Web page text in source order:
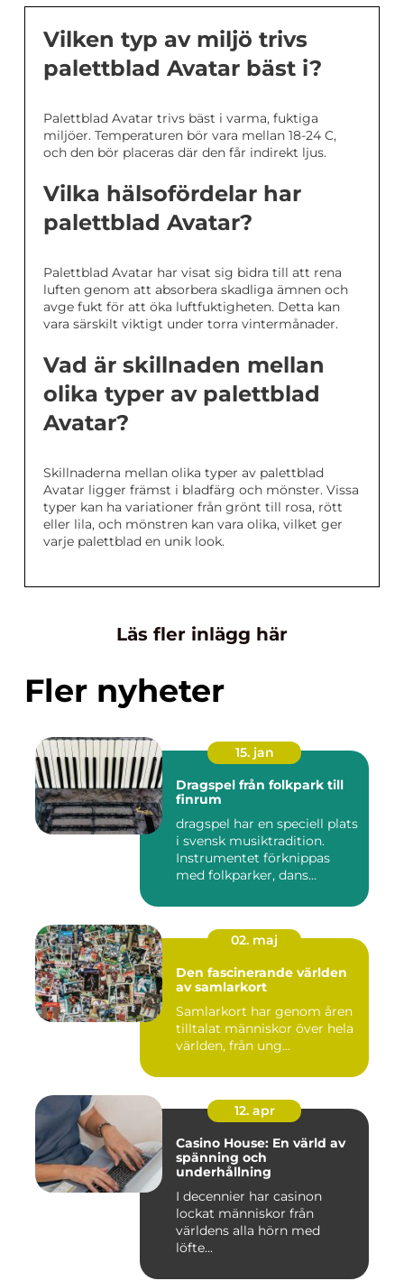
Vilken typ av miljö trivs
palettblad Avatar bäst i?
Palettblad Avatar trivs bäst i varma, fuktiga
miljöer. Temperaturen bör vara mellan 18-24 C,
och den bör placeras där den får indirekt ljus.
Vilka hälsofördelar har
palettblad Avatar?
Palettblad Avatar har visat sig bidra till att rena
luften genom att absorbera skadliga ämnen och
avge fukt för att öka luftfuktigheten. Detta kan
vara särskilt viktigt under torra vintermånader.
Vad är skillnaden mellan
olika typer av palettblad
Avatar?
Skillnaderna mellan olika typer av palettblad
Avatar ligger främst i bladfärg och mönster. Vissa
typer kan ha variationer från grönt till rosa, rött
eller lila, och mönstren kan vara olika, vilket ger
varje palettblad en unik look.
Läs fler inlägg här
Fler nyheter
15. jan
Dragspel från folkpark till
finrum
dragspel har en speciell plats
i svensk musiktradition.
Instrumentet förknippas
med folkparker, dans...
02. maj
Den fascinerande världen
av samlarkort
Samlarkort har genom åren
tilltalat människor över hela
världen, från ung...
12. apr
Casino House: En värld av
spänning och
underhållning
I decennier har casinon
lockat människor från
världens alla hörn med
löfte...